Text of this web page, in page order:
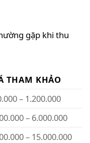
gặp khi thu
THAM KHẢO
– 1.200.000
– 6.000.000
– 15.000.000